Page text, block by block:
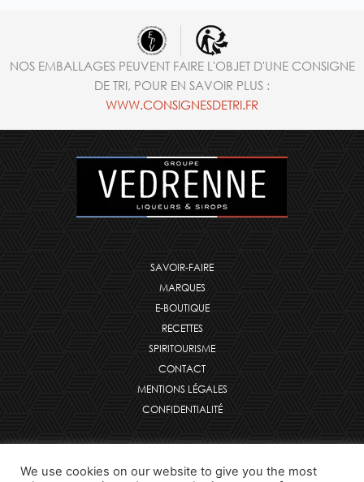
NOS EMBALLAGES PEUVENT FAIRE L'OBJET D'UNE CONSIGNE
DE TRI, POUR EN SAVOIR PLUS :
WWW.CONSIGNESDETRI.FR
SAVOIR-FAIRE
MARQUES
E-BOUTIQUE
RECETTES
SPIRITOURISME
CONTACT
MENTIONS LÉGALES
CONFIDENTIALITÉ
F
a
I
n
We use cookies on our website to give you the most